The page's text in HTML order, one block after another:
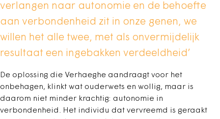
verlangen naar autonomie en de behoefte
aan verbondenheid zit in onze genen, we
willen het alle twee, met als onvermijdelijk
resultaat een ingebakken verdeeldheid’
De oplossing die Verhaeghe aandraagt voor het
onbehagen, klinkt wat ouderwets en wollig, maar is
daarom niet minder krachtig: autonomie in
verbondenheid. Het individu dat vervreemd is geraakt